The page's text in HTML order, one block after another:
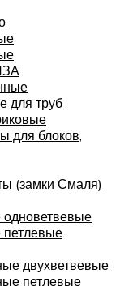
для труб
для блоков,
(замки Смаля)
двухветвевые
петлевые